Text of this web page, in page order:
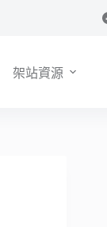
架站資源